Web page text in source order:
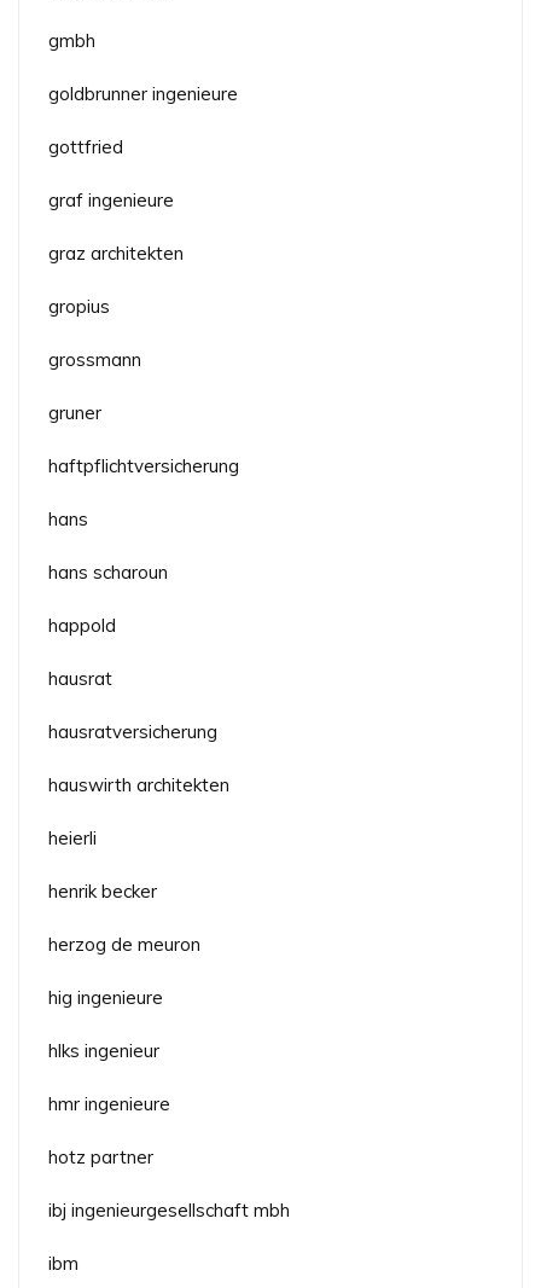
gmbh
goldbrunner ingenieure
gottfried
graf ingenieure
graz architekten
gropius
grossmann
gruner
haftpflichtversicherung
hans
hans scharoun
happold
hausrat
hausratversicherung
hauswirth architekten
heierli
henrik becker
herzog de meuron
hig ingenieure
hlks ingenieur
hmr ingenieure
hotz partner
ibj ingenieurgesellschaft mbh
ibm